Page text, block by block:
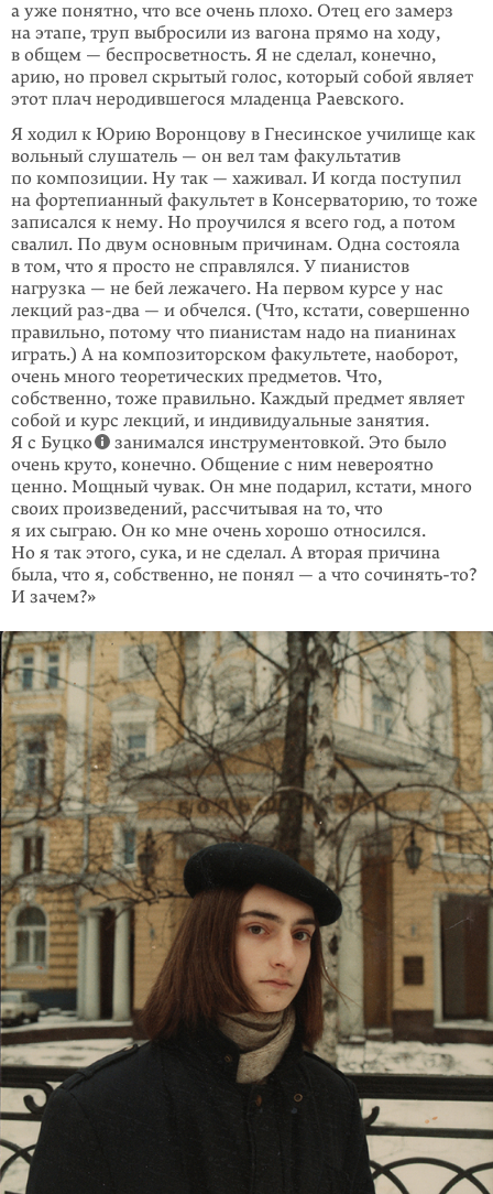
а уже понятно, что все очень плохо. Отец его замерз
на этапе, труп выбросили из вагона прямо на ходу,
в общем — беспросветность. Я не сделал, конечно,
арию, но провел скрытый голос, который собой являет
этот плач неродившегося младенца Раевского.
Я ходил к Юрию Воронцову в Гнесинское училище как
вольный слушатель — он вел там факультатив
по композиции. Ну так — хаживал. И когда поступил
на фортепианный факультет в Консерваторию, то тоже
записался к нему. Но проучился я всего год, а потом
свалил. По двум основным причинам. Одна состояла
в том, что я просто не справлялся. У пианистов
нагрузка — не бей лежачего. На первом курсе у нас
лекций раз-два — и обчелся. (Что, кстати, совершенно
правильно, потому что пианистам надо на пианинах
играть.) А на композиторском факультете, наоборот,
очень много теоретических предметов. Что,
собственно, тоже правильно. Каждый предмет являет
собой и курс лекций, и индивидуальные занятия.
Я с Буцко
занимался инструментовкой. Это было
очень круто, конечно. Общение с ним невероятно
ценно. Мощный чувак. Он мне подарил, кстати, много
своих произведений, рассчитывая на то, что
я их сыграю. Он ко мне очень хорошо относился.
Но я так этого, сука, и не сделал. А вторая причина
была, что я, собственно, не понял — а что сочинять-то?
И зачем?»